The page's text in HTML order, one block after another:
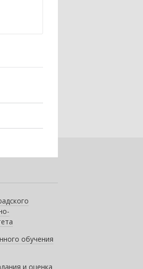
обучения
и оценка